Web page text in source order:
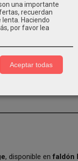
online eva-martinez-
ropa-bautizo-nino
faldon-bautizo-
batones-
, disponible enfaldón
una importante
recuerdan
Haciendo
por favor lea
Aceptar todas